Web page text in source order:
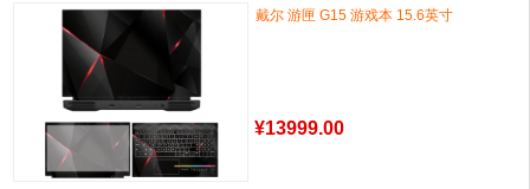
戴尔 游匣 G15 游戏本 15.6英寸
¥13999.00